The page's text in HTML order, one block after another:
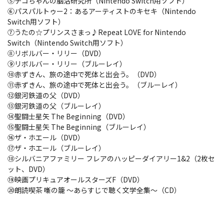
⑥パスパルトゥー2：あるアーティストのキセキ（Nintendo
Switch用ソフト）
⑦うたの☆プリンスさまっ♪Repeat LOVE for Nintendo
Switch（Nintendo Switch用ソフト）
⑧リボルバー・リリー（DVD）
⑨リボルバー・リリー（ブルーレイ）
⑩赤ずきん、旅の途中で死体と出会う。（DVD）
⑪赤ずきん、旅の途中で死体と出会う。（ブルーレイ）
⑫銀河鉄道の父（DVD）
⑬銀河鉄道の父（ブルーレイ）
⑭聖闘士星矢 The Beginning（DVD）
⑮聖闘士星矢 The Beginning（ブルーレイ）
⑯ザ・ホエール（DVD）
⑰ザ・ホエール（ブルーレイ）
⑱シルバニアファミリー フレアのハッピーダイアリー1&2（2枚セ
ット、DVD）
⑲映画プリキュアオールスターズF（DVD）
⑳朗読喫茶 噺の籠 ～あらすじで聴く文学全集～（CD）